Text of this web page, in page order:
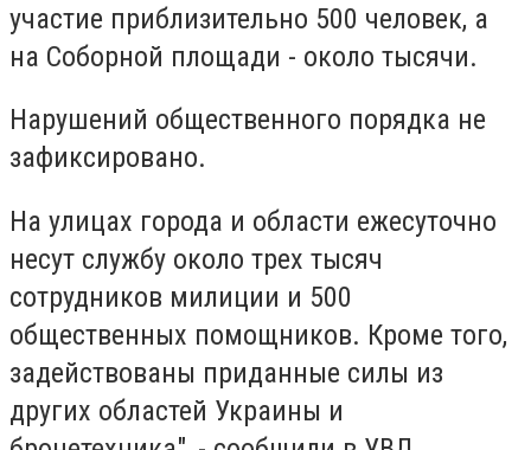
участие приблизительно 500 человек, а
на Соборной площади - около тысячи.
Нарушений общественного порядка не
зафиксировано.
На улицах города и области ежесуточно
несут службу около трех тысяч
сотрудников милиции и 500
общественных помощников. Кроме того,
задействованы приданные силы из
других областей Украины и